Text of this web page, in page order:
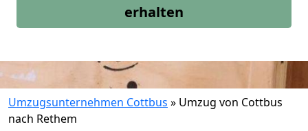
erhalten
Umzugsunternehmen Cottbus » Umzug von Cottbus
nach Rethem